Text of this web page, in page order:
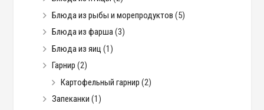
Блюда из рыбы и морепродуктов (5)
Блюда из фарша(3)
Блюда из яиц (1)
Гарнир (2)
Картофельный гарнир (2)
Запеканки (1)